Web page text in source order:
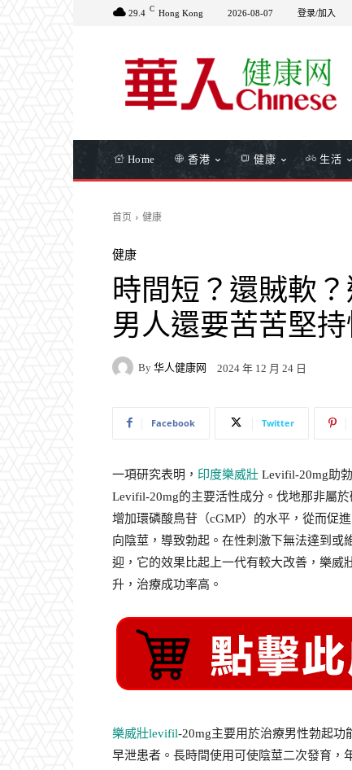
29.4 C Hong Kong 2026-08-07 登录/加入
Home 香港 健康 生活
首页 健康
健康
時間短？還賊軟
男人還要苦苦堅持
By 华人健康网 2024 年 12 月 24 日
Facebook Twitter
一項研究表明， 印度樂威壯 Levifil-20mg助
Levifil-20mg的主要活性成分。伐地那非屬
增加環磷酸鳥苷（cGMP）的水平，從而促
向陰莖，導致勃起。在性刺激下無法達到或
迎，它的效果比起上一代有較大改善，樂威
升，治療成功率高。
樂威壯levifil-20mg主要用於治療男性勃起功
早泄患者。長時間使用可使陰莖二次發育，